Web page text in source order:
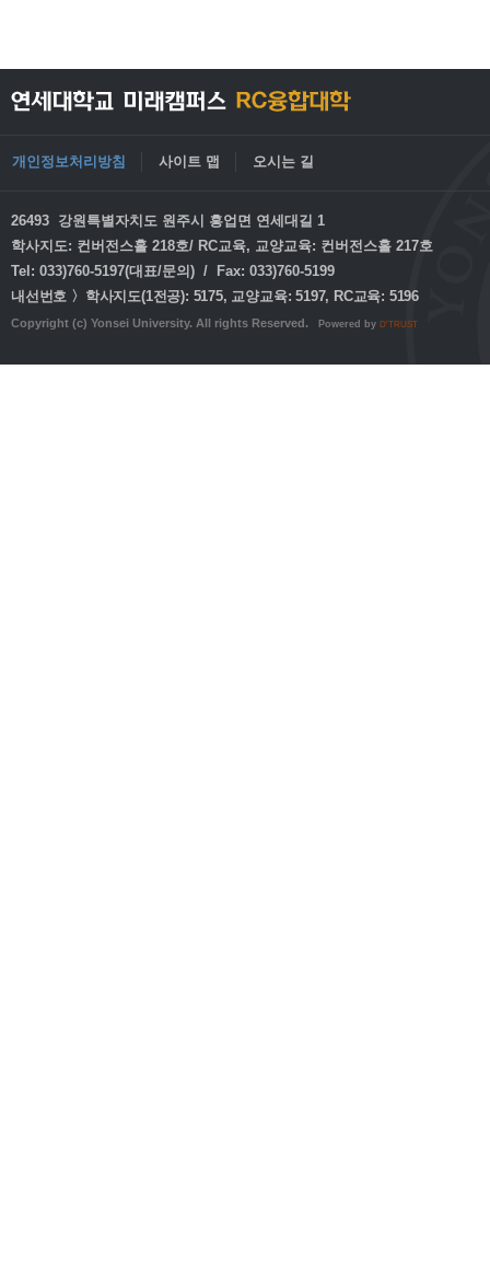
개인정보처리방침 사이트 맵 오시는 길
26493 강원특별자치도 원주시 흥업면 연세대길 1
학사지도: 컨버전스홀 218호/ RC교육, 교양교육: 컨버전스홀 217호
Tel: 033)760-5197(대표/문의) / Fax: 033)760-5199
내선번호 〉학사지도(1전공): 5175, 교양교육: 5197, RC교육: 5196
Copyright (c) Yonsei University. All rights Reserved. Powered by D'TRUST